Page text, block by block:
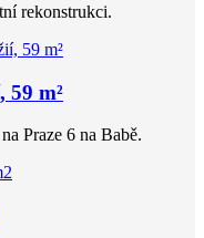
rekonstrukci.
59 m²
Praze 6 na Babě.